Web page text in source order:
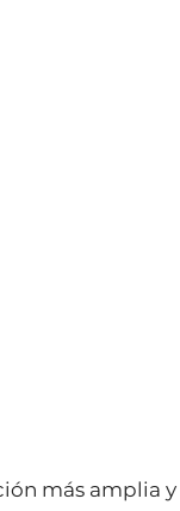
más amplia